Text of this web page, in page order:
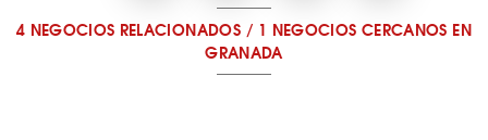
4 NEGOCIOS RELACIONADOS/ 1 NEGOCIOS CERCANOS EN
GRANADA